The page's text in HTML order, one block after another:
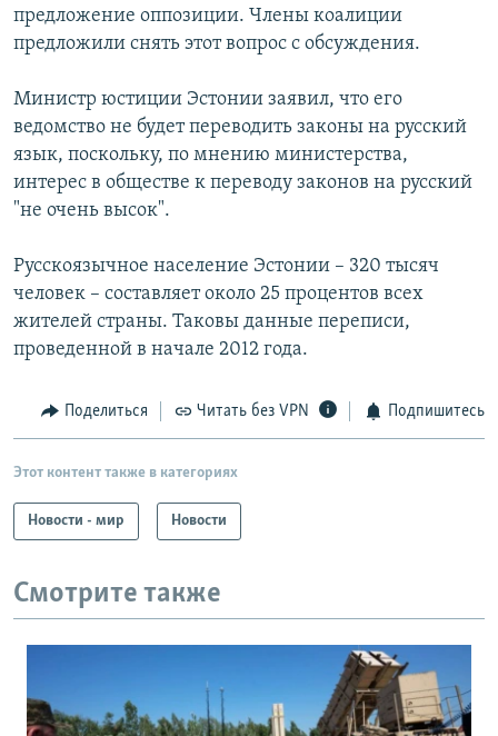
Все сайты РСЕ/РС
предложение оппозиции. Члены коалиции
предложили снять этот вопрос с обсуждения.
Министр юстиции Эстонии заявил, что его
ведомство не будет переводить законы на русский
язык, поскольку, по мнению министерства,
интерес в обществе к переводу законов на русский
"не очень высок".
Русскоязычное население Эстонии – 320 тысяч
человек – составляет около 25 процентов всех
жителей страны. Таковы данные переписи,
проведенной в начале 2012 года.
Поделиться Читать без VPN Подпишитесь
Этот контент также в категориях
Новости - мир Новости
Смотрите также